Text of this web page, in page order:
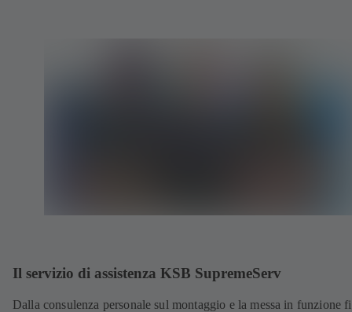
Il servizio di assistenza KSB SupremeServ
Dalla consulenza personale sul montaggio e la messa in funzione